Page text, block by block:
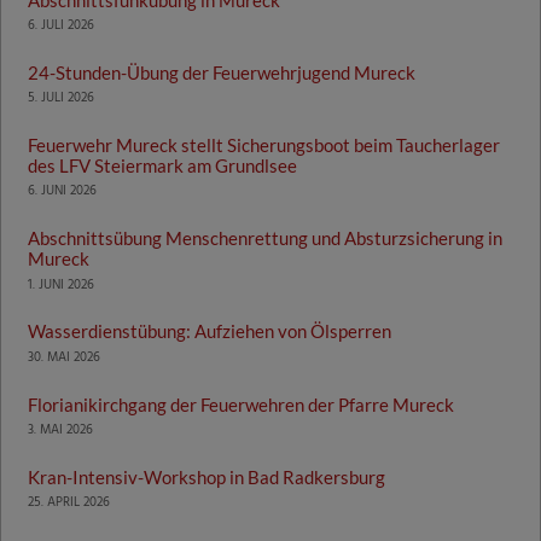
6. JULI 2026
24-Stunden-Übung der Feuerwehrjugend Mureck
5. JULI 2026
Feuerwehr Mureck stellt Sicherungsboot beim Taucherlager
des LFV Steiermark am Grundlsee
6. JUNI 2026
Abschnittsübung Menschenrettung und Absturzsicherung in
Mureck
1. JUNI 2026
Wasserdienstübung: Aufziehen von Ölsperren
30. MAI 2026
Florianikirchgang der Feuerwehren der Pfarre Mureck
3. MAI 2026
Kran-Intensiv-Workshop in Bad Radkersburg
25. APRIL 2026